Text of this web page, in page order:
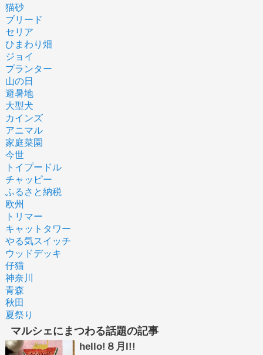
猫砂
ブリード
セリア
ひまわり畑
ジョイ
プランター
山の日
避暑地
大型犬
カインズ
アニマル
家庭菜園
今世
トイプードル
チャッピー
ふるさと納税
欧州
トリマー
キャットタワー
やる気スイッチ
ウッドデッキ
仔猫
神奈川
青森
秋田
夏祭り
マルシェにまつわる話題の記事
hello!８月l!!